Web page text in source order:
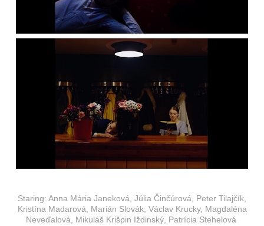
Staring: Anna Mária Janeková, Júlia Činčúrová, Peter Tilajčík,
Kristína Madarová, Marián Slovák, Václav Krucky, Magdaléna
Neveďalová, Mikuláš Krišpin Iždinský, Patrícia Stehelová